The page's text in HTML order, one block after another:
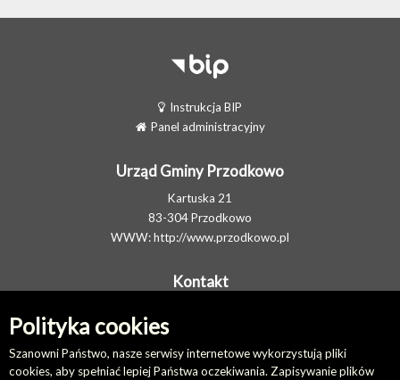
Polityka cookies
Szanowni Państwo, nasze serwisy internetowe wykorzystują pliki
cookies, aby spełniać lepiej Państwa oczekiwania. Zapisywanie plików
Instrukcja BIP
Panel administracyjny
Urząd Gminy Przodkowo
Kartuska 21
83-304 Przodkowo
WWW:http://www.przodkowo.pl
Kontakt
E-MAIL:
Elektroniczna Skrzynka Podawcza